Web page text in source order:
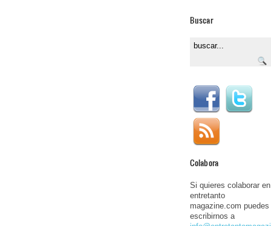
Buscar
Colabora
Si quieres colaborar en
entretanto
magazine.com puedes
escribirnos a